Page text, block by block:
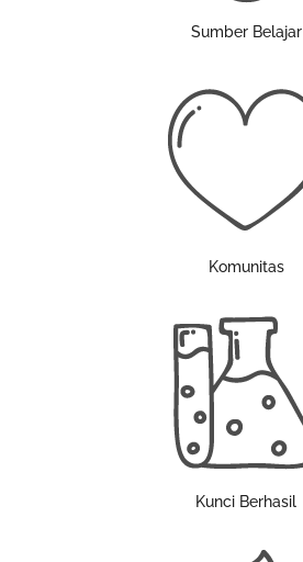
Sumber Belajar
Komunitas
Kunci Berhasil